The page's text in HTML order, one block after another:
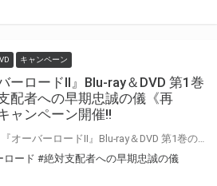
キャンペーン
ーロードⅡ』Blu-ray＆DVD 第1巻
配者への早期忠誠の儀《再
ャンペーン開催!!
ロード #絶対支配者への早期忠誠の儀